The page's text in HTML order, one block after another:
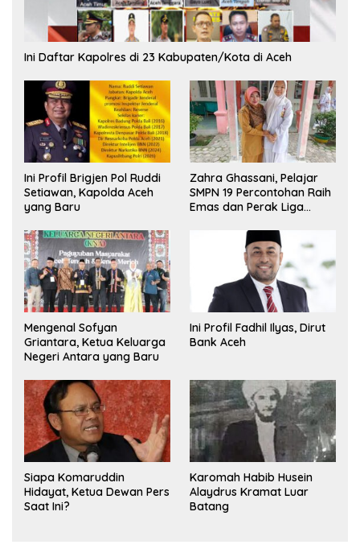
Ini Daftar Kapolres di 23 Kabupaten/Kota di Aceh
Ini Profil Brigjen Pol Ruddi
Setiawan, Kapolda Aceh
yang Baru
Zahra Ghassani, Pelajar
SMPN 19 Percontohan Raih
Emas dan Perak Liga
Mengenal Sofyan
Griantara, Ketua Keluarga
Negeri Antara yang Baru
Ini Profil Fadhil Ilyas, Dirut
Bank Aceh
Siapa Komaruddin
Hidayat, Ketua Dewan Pers
Saat Ini?
Karomah Habib Husein
Alaydrus Kramat Luar
Batang